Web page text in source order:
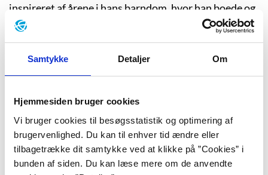
Samtykke Detaljer Om
Hjemmesiden bruger cookies
Vi bruger cookies til besøgsstatistik og optimering af
brugervenlighed. Du kan til enhver tid ændre eller
tilbagetrække dit samtykke ved at klikke på ”Cookies” i
bunden af siden. Du kan læse mere om de anvendte
inspireret af årene i hans barndom, hvor han boede og
gik i skole i England, mens hans forældre blev i Indien.
Kipling fik Nobelprisen i litteratur i 1907 for sit
forfatterskab, i særdeleshed for den originale fantasi
og den bemærkelsesværdige fortællerevne. Han var
tekst til "The road to Mandalay", som senere er
oversat til dansk af Kai Friis Møller og har fået melodi
af Erling Winkel.